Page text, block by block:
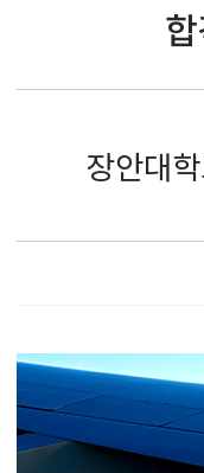
장안대